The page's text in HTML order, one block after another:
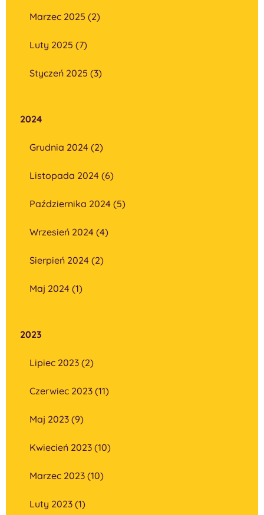
Marzec 2025 (2)
Luty 2025 (7)
Styczeń 2025 (3)
2024
Grudnia 2024 (2)
Listopada 2024 (6)
Października 2024 (5)
Wrzesień 2024 (4)
Sierpień 2024 (2)
Maj 2024 (1)
2023
Lipiec 2023 (2)
Czerwiec 2023 (11)
Maj 2023 (9)
Kwiecień 2023 (10)
Marzec 2023 (10)
Luty 2023 (1)